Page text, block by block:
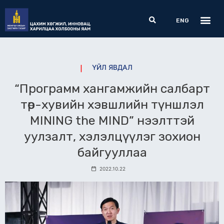
content
Search
ENG
ҮЙЛ ЯВДАЛ
“Программ хангамжийн салбарт
төр-хувийн хэвшлийн түншлэл
MINING the MIND” нээлттэй
уулзалт, хэлэлцүүлэг зохион
байгууллаа
2022.10.22